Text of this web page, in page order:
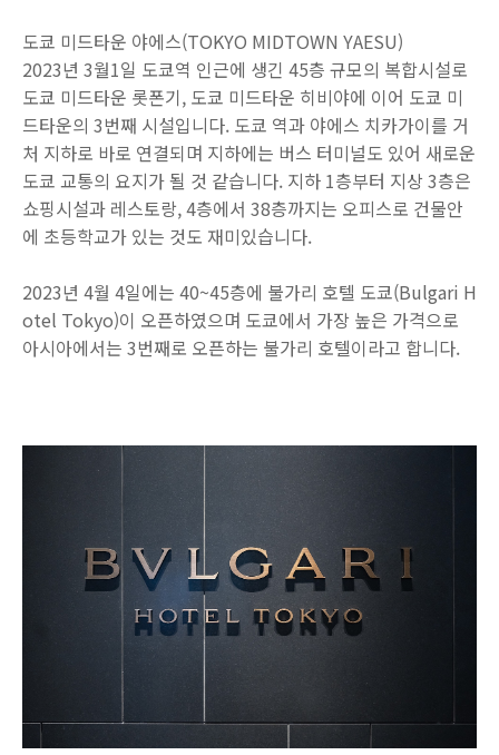
도쿄 미드타운 야에스(TOKYO MIDTOWN YAESU)
2023년 3월1일 도쿄역 인근에 생긴 45층 규모의 복합시설로
도쿄 미드타운 롯폰기, 도쿄 미드타운 히비야에 이어 도쿄 미
드타운의 3번째 시설입니다. 도쿄 역과 야에스 치카가이를 거
처 지하로 바로 연결되며 지하에는 버스 터미널도 있어 새로운
도쿄 교통의 요지가 될 것 같습니다. 지하 1층부터 지상 3층은
쇼핑시설과 레스토랑, 4층에서 38층까지는 오피스로 건물안
에 초등학교가 있는 것도 재미있습니다.
2023년 4월 4일에는 40~45층에 불가리 호텔 도쿄(Bulgari H
otel Tokyo)이 오픈하였으며 도쿄에서 가장 높은 가격으로
아시아에서는 3번째로 오픈하는 불가리 호텔이라고 합니다.